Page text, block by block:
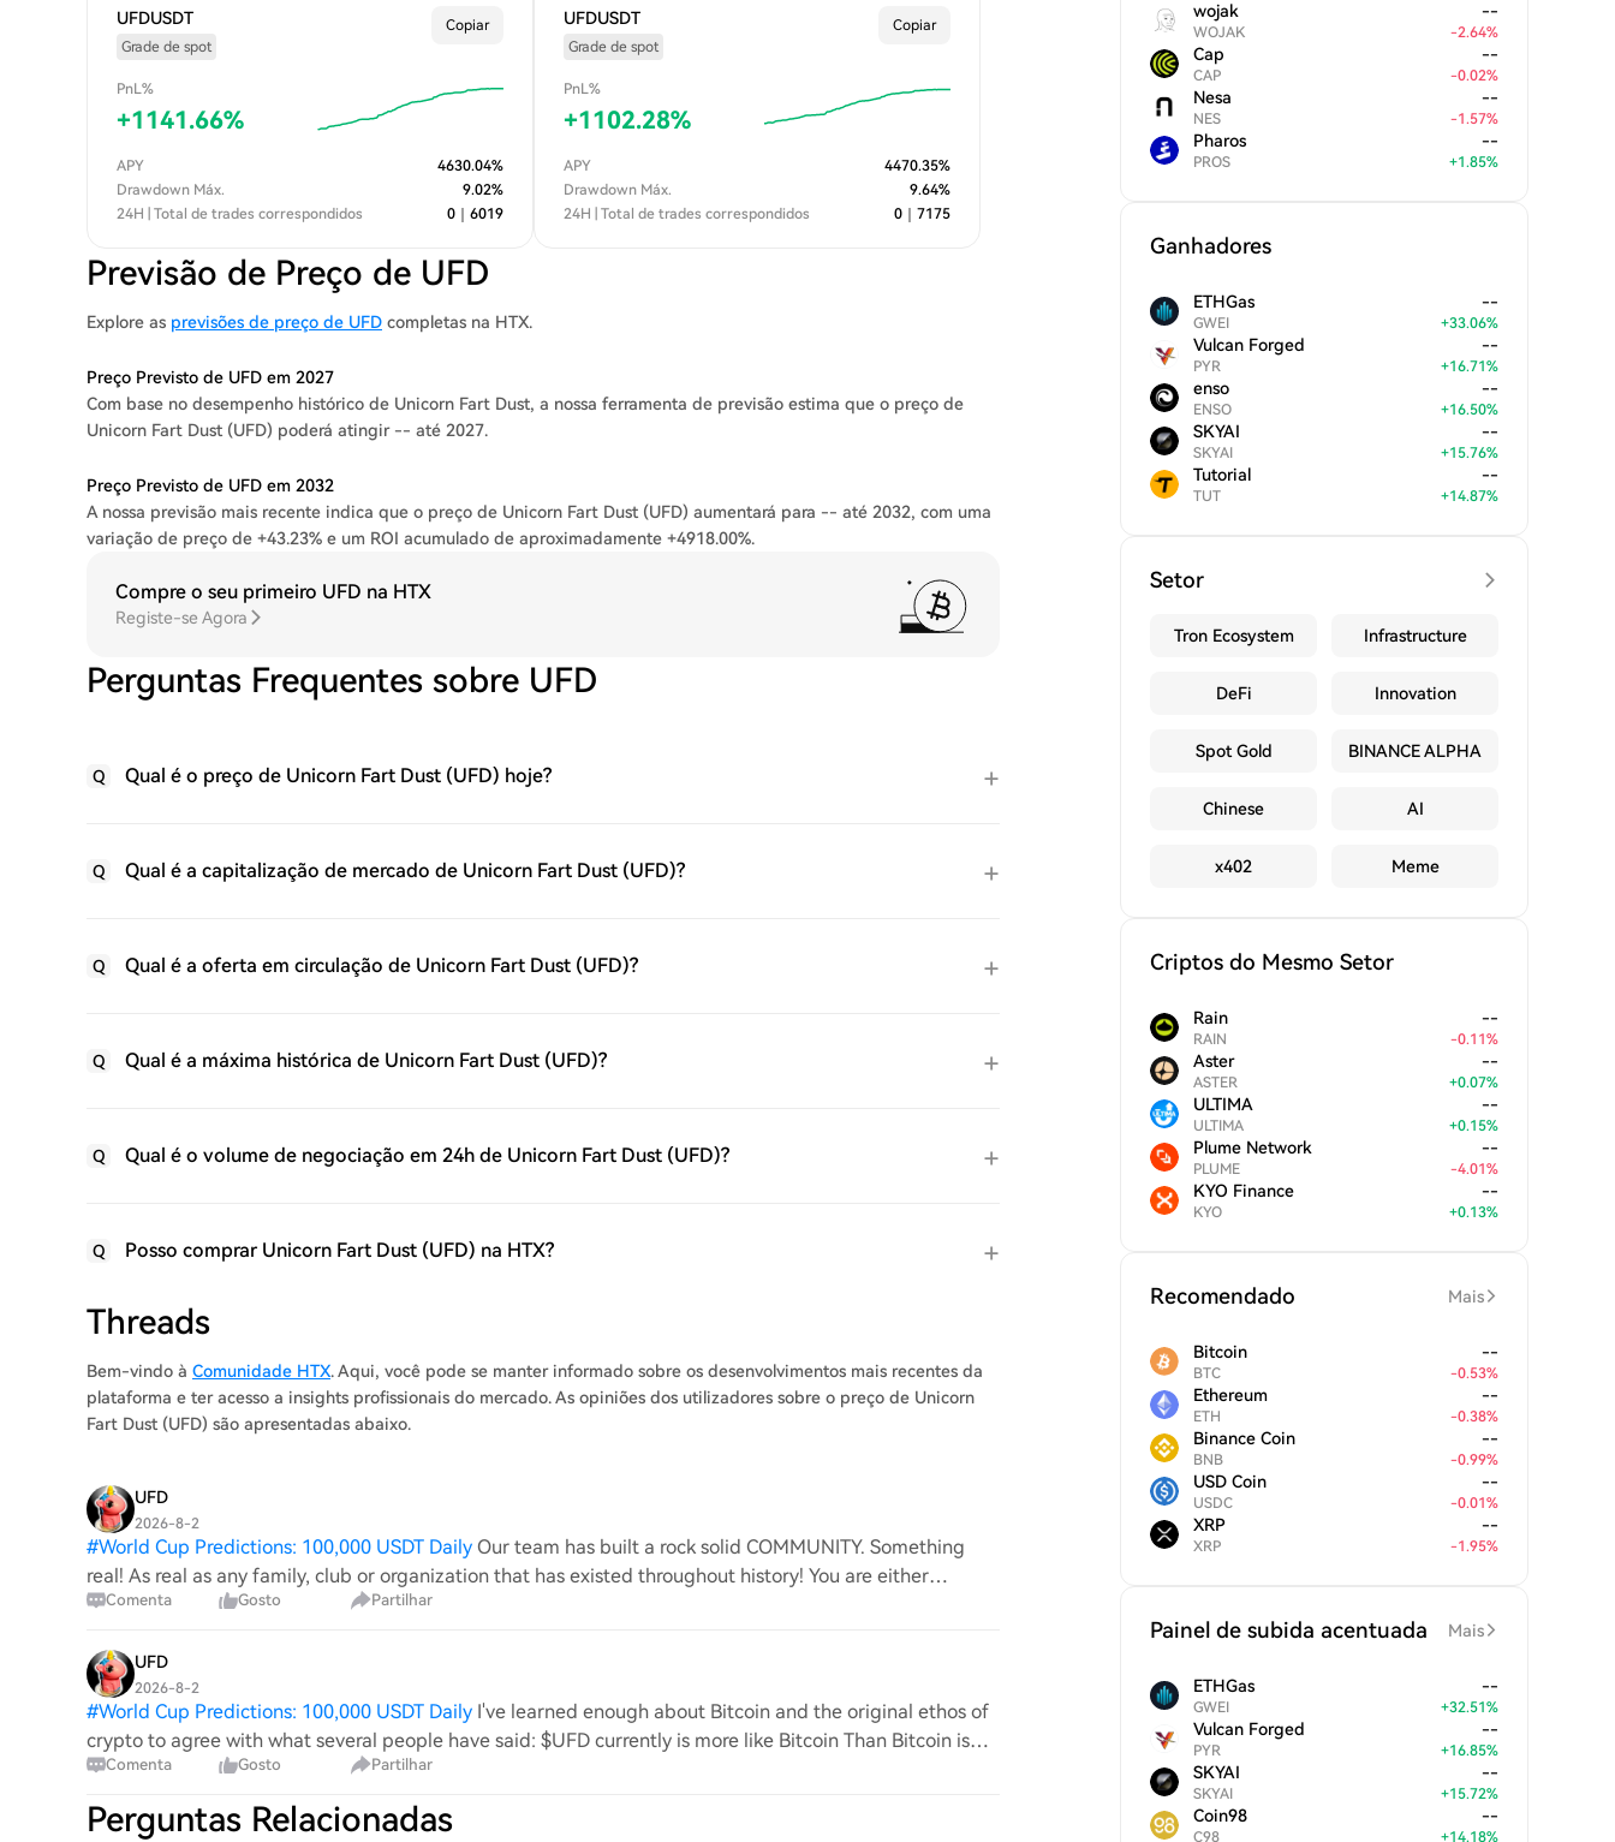
UFDUSDT
Grade de spot
Copiar
PnL%
+1141.66%
APY 4630.04%
Drawdown Máx.
9.02%
24H | Total de trades correspondidos
0 6019
UFDUSDT
Grade de spot
Copiar
PnL%
+1102.28%
APY 4470.35%
Drawdown Máx.
9.64%
24H | Total de trades correspondidos
0 7175
Previsão de Preço de UFD
Explore as previsões de preço de UFD completas na HTX.
Preço Previsto de UFD em 2027
Com base no desempenho histórico de Unicorn Fart Dust, a nossa ferramenta de previsão estima que o preço de
Unicorn Fart Dust (UFD) poderá atingir -- até 2027.
Preço Previsto de UFD em 2032
A nossa previsão mais recente indica que o preço de Unicorn Fart Dust (UFD) aumentará para -- até 2032, com uma
variação de preço de +43.23% e um ROI acumulado de aproximadamente +4918.00%.
Compre o seu primeiro UFD na HTX
Registe-se Agora
Perguntas Frequentes sobre UFD
Q Qual é o preço de Unicorn Fart Dust (UFD) hoje?
Q Qual é a capitalização de mercado de Unicorn Fart Dust (UFD)?
Q Qual é a oferta em circulação de Unicorn Fart Dust (UFD)?
Q Qual é a máxima histórica de Unicorn Fart Dust (UFD)?
Q Qual é o volume de negociação em 24h de Unicorn Fart Dust (UFD)?
Q Posso comprar Unicorn Fart Dust (UFD) na HTX?
Threads
Bem-vindo à Comunidade HTX. Aqui, você pode se manter informado sobre os desenvolvimentos mais recentes da
plataforma e ter acesso a insights profissionais do mercado. As opiniões dos utilizadores sobre o preço de Unicorn
Fart Dust (UFD) são apresentadas abaixo.
UFD
2026-8-2
#World Cup Predictions: 100,000 USDT Daily Our team has built a rock solid COMMUNITY. Something
real! As real as any family, club or organization that has existed throughout history! You are either
someone who has made this happen, or will mak
Comenta Gosto Partilhar
UFD
2026-8-2
#World Cup Predictions: 100,000 USDT Daily I've learned enough about Bitcoin and the original ethos of
crypto to agree with what several people have said: $UFD currently is more like Bitcoin Than Bitcoin is
like bitcoin We exemplify and harnes
Comenta Gosto Partilhar
Perguntas Relacionadas
wojak
WOJAK
--
-2.64%
Cap
CAP
--
-0.02%
Nesa
NES
--
-1.57%
Pharos
PROS
--
+1.85%
Ganhadores
ETHGas
GWEI
--
+33.06%
Vulcan Forged
PYR
--
+16.71%
enso
ENSO
--
+16.50%
SKYAI
SKYAI
--
+15.76%
Tutorial
TUT
--
+14.87%
Setor
Tron Ecosystem Infrastructure
DeFi Innovation
Spot Gold BINANCE ALPHA
Chinese AI
x402 Meme
Criptos do Mesmo Setor
Rain
RAIN
--
-0.11%
Aster
ASTER
--
+0.07%
ULTIMA
ULTIMA
--
+0.15%
Plume Network
PLUME
--
-4.01%
KYO Finance
KYO
--
+0.13%
Recomendado Mais
Bitcoin
BTC
--
-0.53%
Ethereum
ETH
--
-0.38%
Binance Coin
BNB
--
-0.99%
USD Coin
USDC
--
-0.01%
XRP
XRP
--
-1.95%
Painel de subida acentuada Mais
ETHGas
GWEI
--
+32.51%
Vulcan Forged
PYR
--
+16.85%
SKYAI
SKYAI
--
+15.72%
Coin98
C98
--
+14.18%